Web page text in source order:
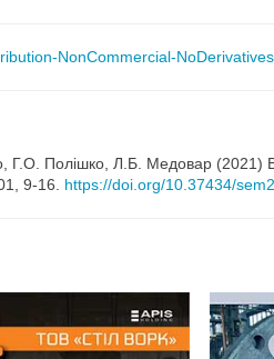
NonCommercial-
Полішко, Л.Б. Медовар (2021)
01, 9-16. https://doi.org/10.37434/